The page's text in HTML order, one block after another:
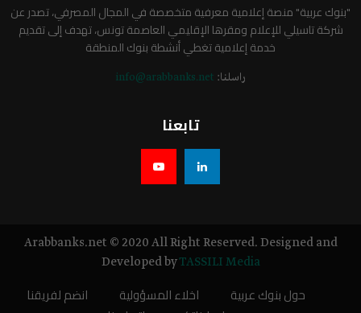
"بنوك عربية" منصة إعلامية معرفية متخصصة في المجال المصرفي، تصدر عن
شركة تاسيلي للإعلام ومقرها الإقليمي العاصمة تونس، تهدف إلى تقديم
خدمة إعلامية تغطي أنشطة بنوك المنطقة
راسلنا: info@arabbanks.net
تابعنا
Arabbanks.net © 2020 All Right Reserved. Designed and
Developed byTASSILI Media
حول بنوك عربية اخلاء المسؤولية
انضم لفريقنا